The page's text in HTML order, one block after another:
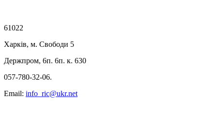
61022
Харків, м. Свободи 5
Держпром, 6п. 6п. к. 630
057-780-32-06.
Email: info_ric@ukr.net